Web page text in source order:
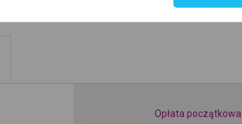
Opłata początkowa